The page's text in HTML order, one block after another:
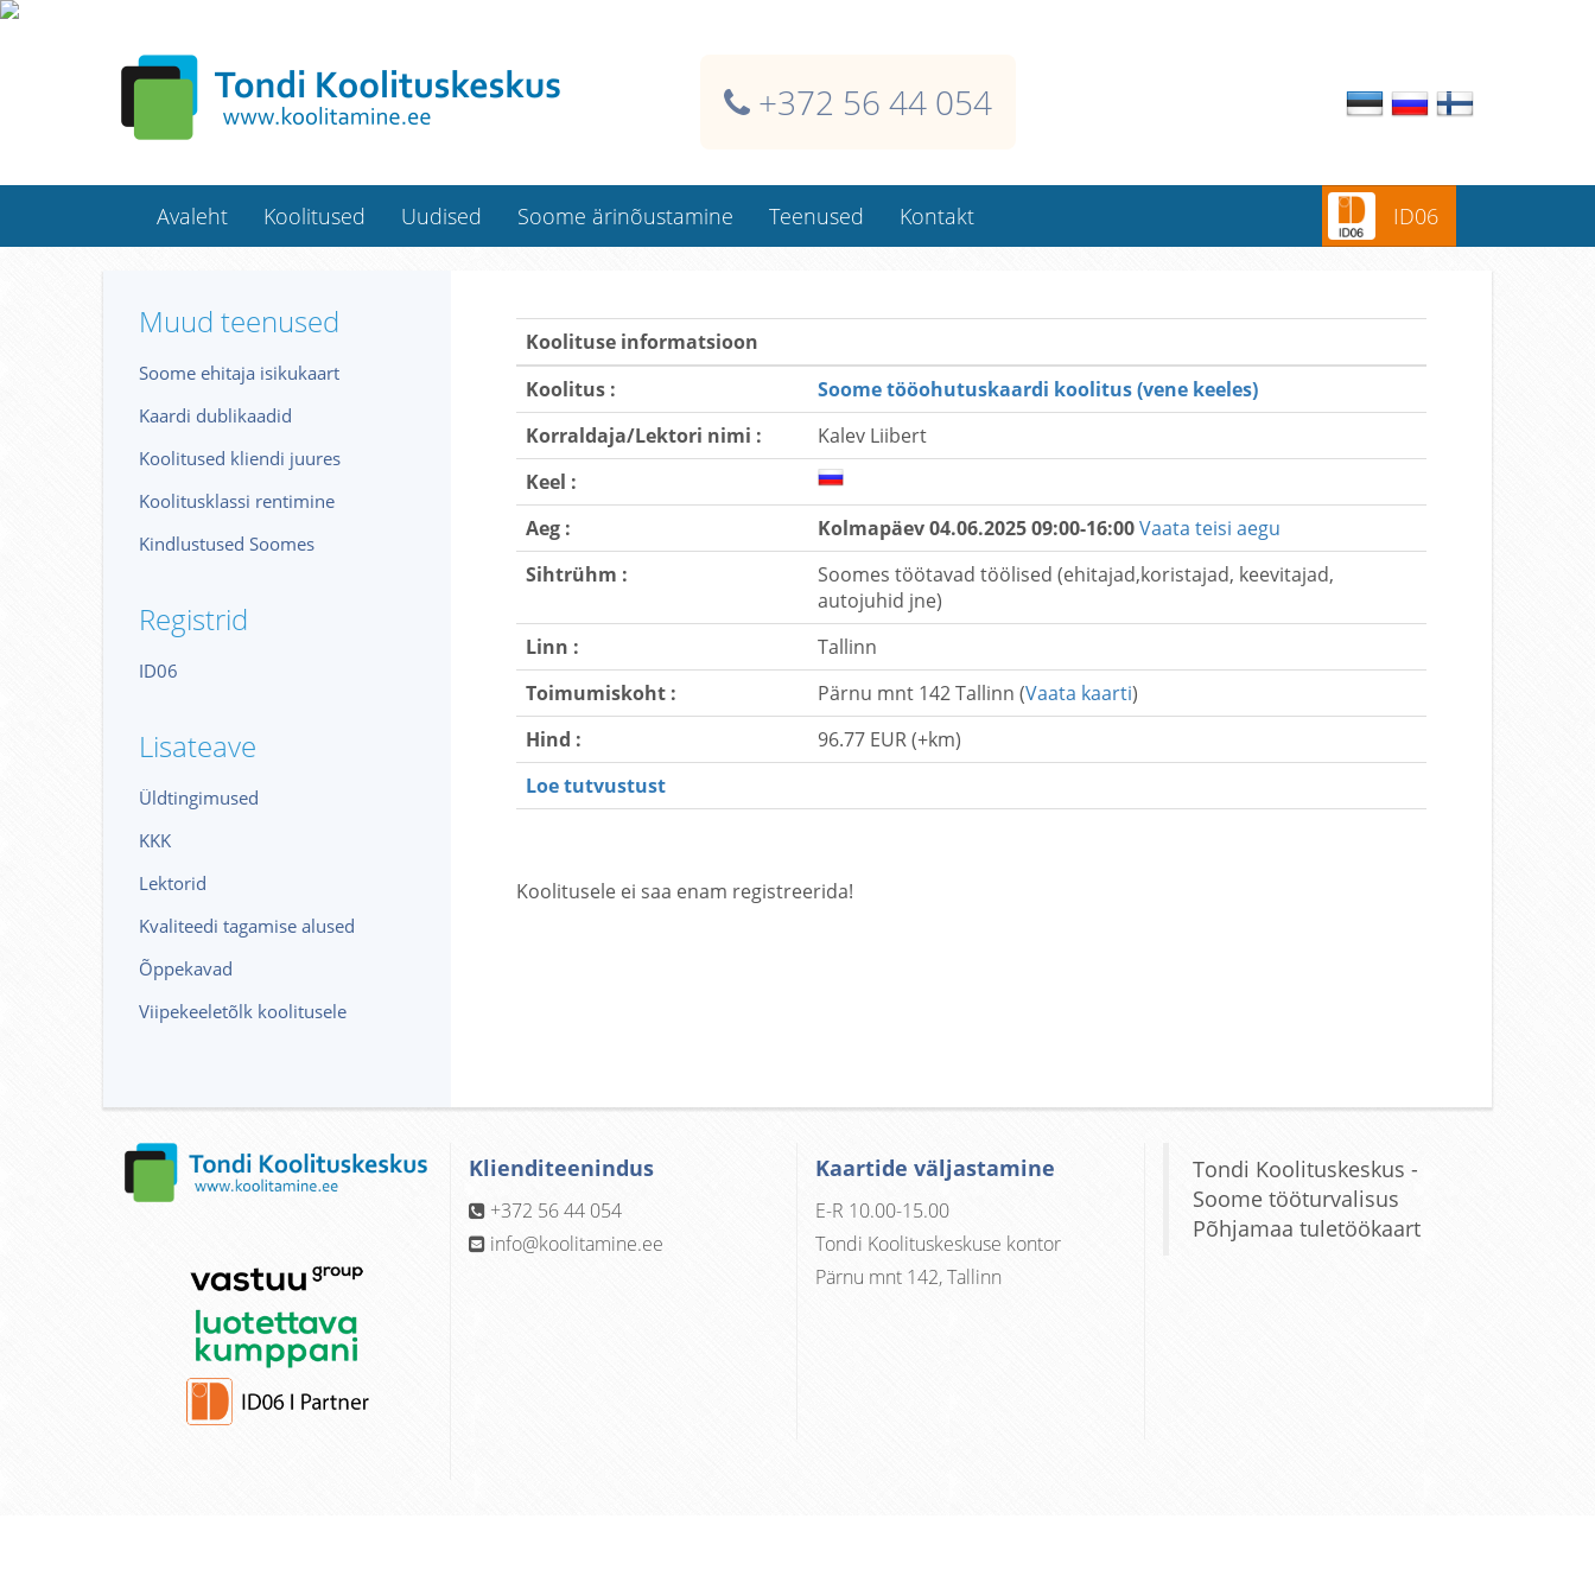
+372 56 44 054
Avaleht Koolitused Uudised Soome ärinõustamine Teenused
Koolitusklassi rentimine
Kindlustused Soomes
Raamatupidamisteenused
Kontakt ID06
Muud teenused
Soome ehitaja isikukaart
Kaardi dublikaadid
Koolitused kliendi juures
Koolitusklassi rentimine
Kindlustused Soomes
Registrid
ID06
Lisateave
Üldtingimused
KKK
Lektorid
Kvaliteedi tagamise alused
Õppekavad
Viipekeeletõlk koolitusele
Koolituse informatsioon
Koolitus :
Soome tööohutuskaardi koolitus (vene keeles)
Korraldaja/Lektori nimi :
Kalev Liibert
Keel :
Aeg :
Kolmapäev 04.06.2025 09:00-16:00 Vaata teisi aegu
Sihtrühm :
Soomes töötavad töölised (ehitajad,koristajad, keevitajad,
autojuhid jne)
Linn :
Tallinn
Toimumiskoht :
Pärnu mnt 142 Tallinn (Vaata kaarti)
Hind :
96.77 EUR (+km)
Loe tutvustust
Koolitusele ei saa enam registreerida!
Klienditeenindus
+372 56 44 054
info@koolitamine.ee
Kaartide väljastamine
E-R 10.00-15.00
Tondi Koolituskeskuse kontor
Pärnu mnt 142, Tallinn
Tondi Koolituskeskus -
Soome tööturvalisus
Põhjamaa tuletöökaart